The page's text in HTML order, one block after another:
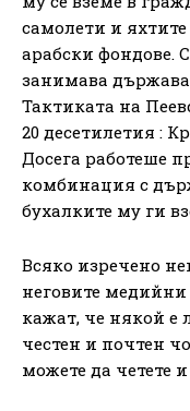
самолети и
арабски фондове.
занимава
Тактиката на
20 десетилетия :
Досега работеше
комбинация с
бухалките му ги
Всяко изречено
неговите
кажат, че някой е
честен и почтен
можете да четете